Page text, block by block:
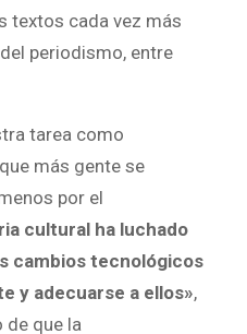
textos cada vez más
periodismo, entre
tarea como
más gente se
por el
cultural ha luchado
cambios tecnológicos
y adecuarse a ellos»,
de que la